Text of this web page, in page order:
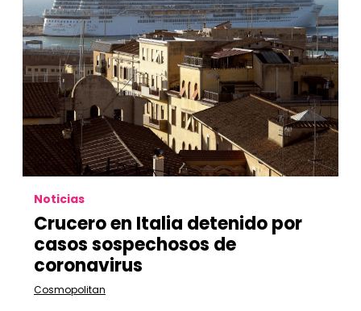
Noticias
Crucero en Italia detenido por
casos sospechosos de
coronavirus
Cosmopolitan